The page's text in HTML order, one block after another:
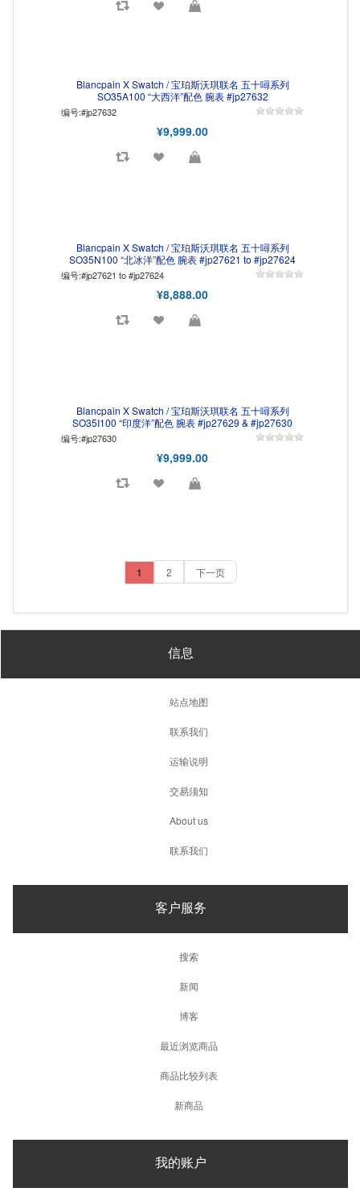
Blancpain X Swatch / 宝珀斯沃琪联名 五十噚系列
SO35A100 “大西洋”配色 腕表 #jp27632
编号:#jp27632
¥9,999.00
Blancpain X Swatch / 宝珀斯沃琪联名 五十噚系列
SO35N100 “北冰洋”配色 腕表 #jp27621 to #jp27624
编号:#jp27621 to #jp27624
¥8,888.00
Blancpain X Swatch / 宝珀斯沃琪联名 五十噚系列
SO35I100 “印度洋”配色 腕表 #jp27629 & #jp27630
编号:#jp27630
¥9,999.00
1 2 下一页
信息
站点地图
联系我们
运输说明
交易须知
About us
联系我们
客户服务
搜索
新闻
博客
最近浏览商品
商品比较列表
新商品
我的账户